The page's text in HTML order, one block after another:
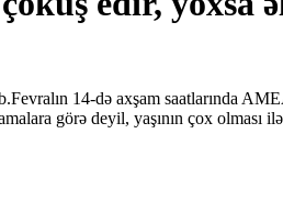
14-də axşam saatlarında
görə deyil, yaşının çox olması